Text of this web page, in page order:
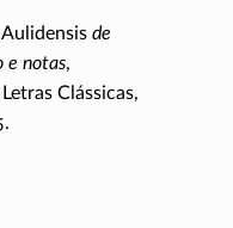
Aulidensisde
e notas,
Clássicas,